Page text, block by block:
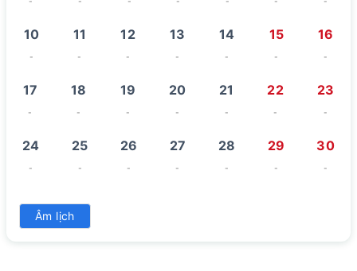
10
-
11
-
12
-
13
-
14
-
15
-
16
-
17
-
18
-
19
-
20
-
21
-
22
-
23
-
24
-
25
-
26
-
27
-
28
-
29
-
30
-
31
Âm lịch